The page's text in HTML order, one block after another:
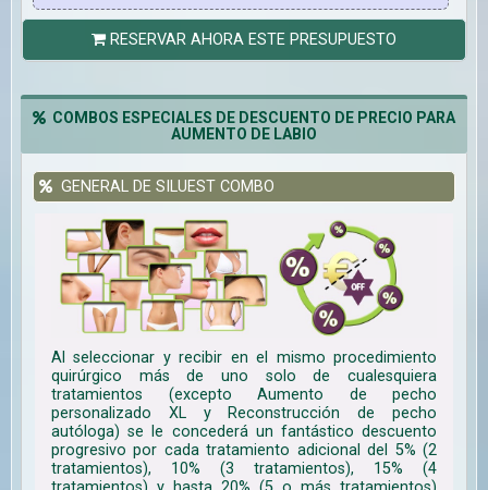
RESERVAR AHORA ESTE PRESUPUESTO
COMBOS ESPECIALES DE DESCUENTO DE PRECIO PARA
AUMENTO DE LABIO
GENERAL DE SILUEST COMBO
Al seleccionar y recibir en el mismo procedimiento
quirúrgico más de uno solo de cualesquiera
tratamientos (excepto Aumento de pecho
personalizado XL y Reconstrucción de pecho
autóloga) se le concederá un fantástico descuento
progresivo por cada tratamiento adicional del 5% (2
tratamientos), 10% (3 tratamientos), 15% (4